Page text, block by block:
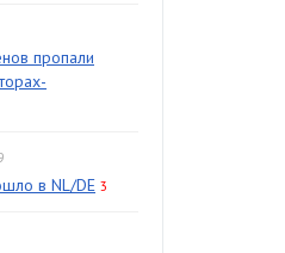
пропали
в NL/DE 3